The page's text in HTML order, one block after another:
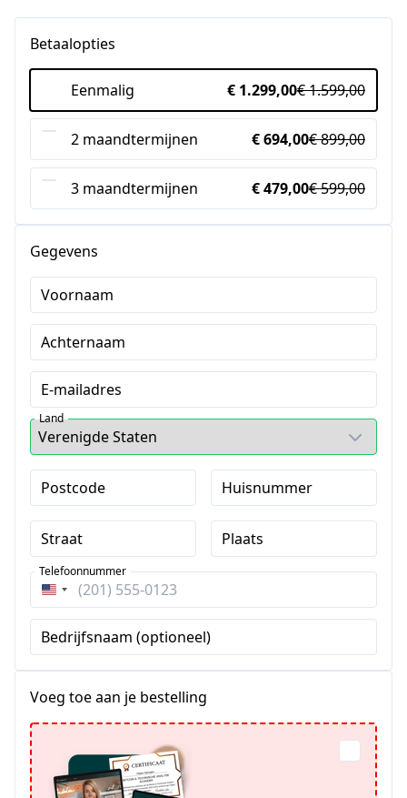
Betaalopties
Eenmalig € 1.299,00€ 1.599,00
2 maandtermijnen € 694,00€ 899,00
3 maandtermijnen € 479,00€ 599,00
Gegevens
Voornaam
Achternaam
E-mailadres
Land
Postcode Huisnummer
Straat Plaats
Verenigde
Staten
+1
Telefoonnummer
Bedrijfsnaam (optioneel)
Voeg toe aan je bestelling